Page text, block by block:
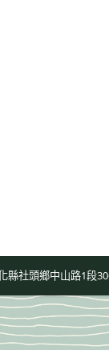
縣社頭鄉中山路1段